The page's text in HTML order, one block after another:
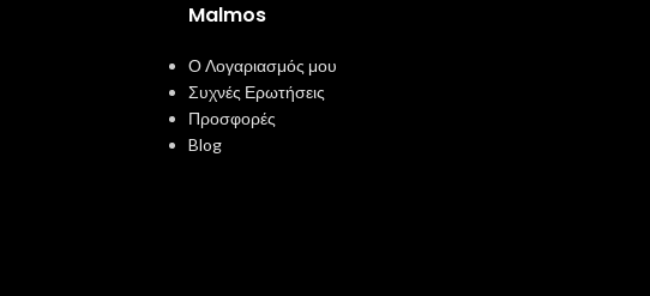
Malmos
Ο Λογαριασμός μου
Συχνές Ερωτήσεις
Προσφορές
Blog